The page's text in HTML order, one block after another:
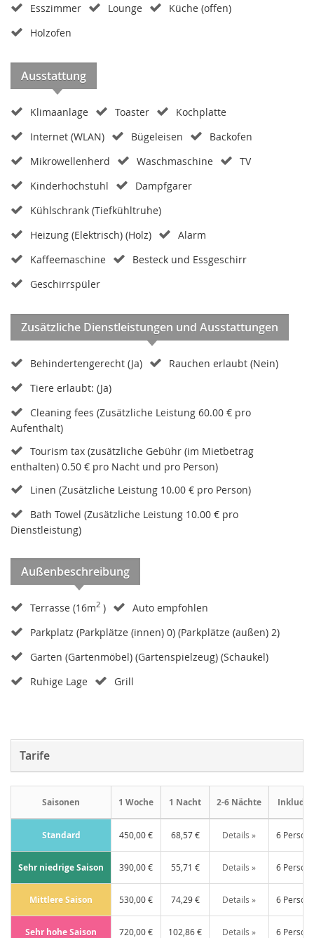
Esszimmer
Lounge
Küche (offen)
Holzofen
Ausstattung
Klimaanlage Toaster
Kochplatte
Internet (WLAN)
Bügeleisen
Backofen
Mikrowellenherd
Waschmaschine
TV
Kinderhochstuhl
Dampfgarer
Kühlschrank (Tiefkühltruhe)
Heizung (Elektrisch) (Holz)
Alarm
Kaffeemaschine
Besteck und Essgeschirr
Geschirrspüler
Zusätzliche Dienstleistungen und Ausstattungen
Behindertengerecht (Ja)
Rauchen erlaubt (Nein)
Tiere erlaubt: (Ja)
Cleaning fees (Zusätzliche Leistung 60.00 € pro
Aufenthalt)
Tourism tax (zusätzliche Gebühr (im Mietbetrag
enthalten) 0.50 € pro Nacht und pro Person)
Linen (Zusätzliche Leistung 10.00 € pro Person)
Bath Towel (Zusätzliche Leistung 10.00 € pro
Dienstleistung)
Außenbeschreibung
Terrasse (16m2 )
Auto empfohlen
Parkplatz (Parkplätze (innen) 0) (Parkplätze (außen) 2)
Garten (Gartenmöbel) (Gartenspielzeug) (Schaukel)
Ruhige Lage
Grill
Tarife
Saisonen 1 Woche 1 Nacht 2-6 Nächte
Standard 450,00 € 68,57 € Details » 6
Sehr niedrige Saison 390,00 € 55,71 € Details » 6
Mittlere Saison 530,00 € 74,29 € Details » 6
Sehr hohe Saison 720,00 € 102,86 € Details » 6